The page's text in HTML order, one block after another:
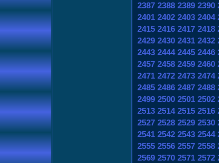
2387 2388 2389 2390
2401 2402 2403 2404
2415 2416 2417 2418
2429 2430 2431 2432
2443 2444 2445 2446
2457 2458 2459 2460
2471 2472 2473 2474
2485 2486 2487 2488
2499 2500 2501 2502
2513 2514 2515 2516
2527 2528 2529 2530
2541 2542 2543 2544
2555 2556 2557 2558
2569 2570 2571 2572